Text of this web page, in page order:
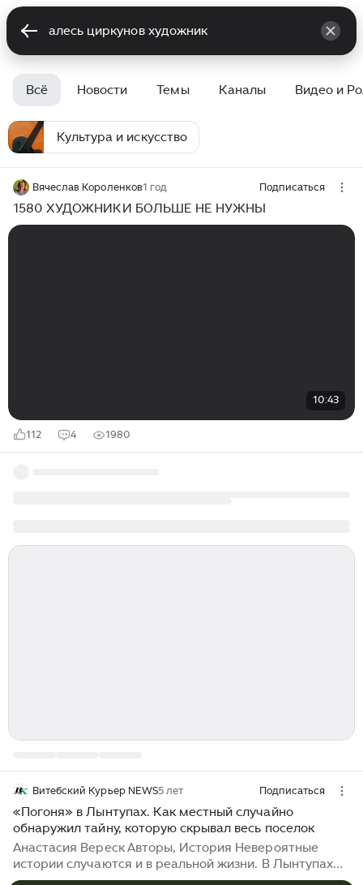
Всё Новости Темы Каналы Видео и
Культура и искусство
Вячеслав Короленков1 год Подписаться
1580 ХУДОЖНИКИ БОЛЬШЕ НЕ НУЖНЫ
10:43
112 4 1980
Витебский Курьер NEWS5 лет Подписаться
«Погоня» в Лынтупах. Как местный случайно
обнаружил тайну, которую скрывал весь поселок
Анастасия Вереск Авторы, История Невероятные
истории случаются и в реальной жизни. В Лынтупах
(Поставский район), на местном кладбище, есть